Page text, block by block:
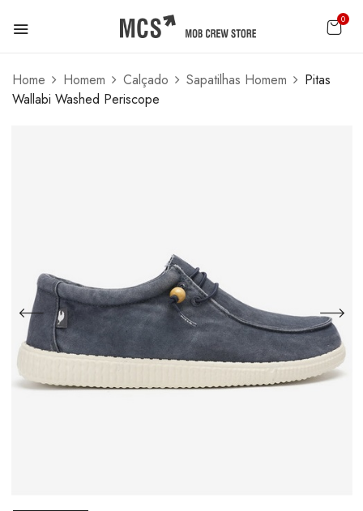
0
Home Homem Calçado Sapatilhas Homem
Pitas
Wallabi Washed Periscope